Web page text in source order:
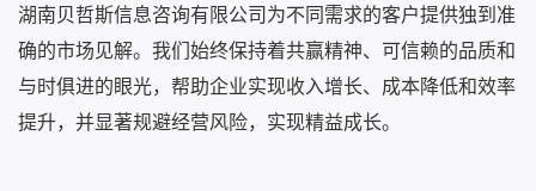
湖南贝哲斯信息咨询有限公司为不同需求的客户提供独到准
确的市场见解。我们始终保持着共赢精神、可信赖的品质和
与时俱进的眼光，帮助企业实现收入增长、成本降低和效率
提升，并显著规避经营风险，实现精益成长。